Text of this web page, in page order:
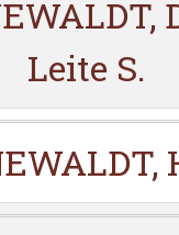
Leite S.